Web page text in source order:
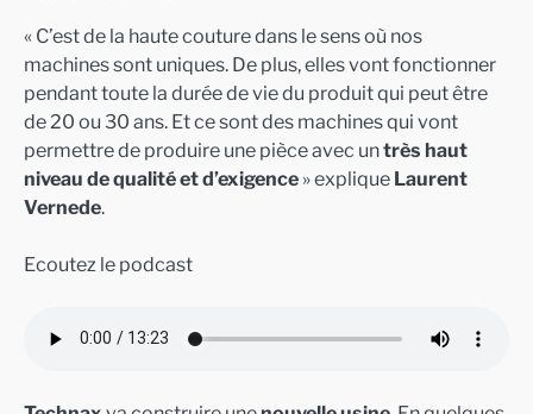
« C’est de la haute couture dans le sens où nos
machines sont uniques. De plus, elles vont fonctionner
pendant toute la durée de vie du produit qui peut être
de 20 ou 30 ans. Et ce sont des machines qui vont
permettre de produire une pièce avec untrès haut
niveau de qualité et d’exigence » explique Laurent
Vernede.
Ecoutez le podcast